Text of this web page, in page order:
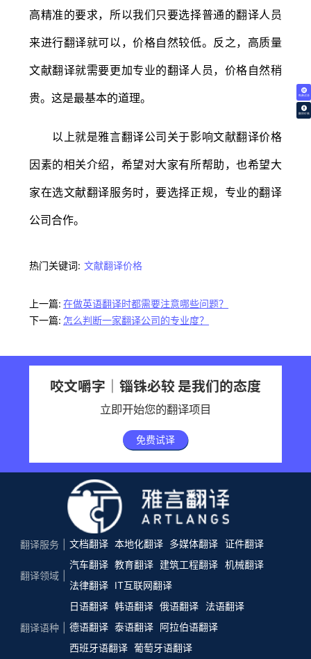
免费试译
翻译价格
高精准的要求，所以我们只要选择普通的翻译人员
来进行翻译就可以，价格自然较低。反之，高质量
文献翻译就需要更加专业的翻译人员，价格自然稍
贵。这是最基本的道理。
以上就是雅言翻译公司关于影响文献翻译价格
因素的相关介绍，希望对大家有所帮助，也希望大
家在选文献翻译服务时，要选择正规，专业的翻译
公司合作。
热门关键词: 文献翻译价格
上一篇: 在做英语翻译时都需要注意哪些问题？
下一篇: 怎么判断一家翻译公司的专业度？
咬文嚼字｜锱铢必较 是我们的态度
立即开始您的翻译项目
免费试译
翻译服务 文档翻译 本地化翻译 多媒体翻译 证件翻译
翻译领域
汽车翻译 教育翻译 建筑工程翻译 机械翻译
法律翻译
IT互联网翻译
翻译语种
日语翻译 韩语翻译 俄语翻译
法语翻译
德语翻译 泰语翻译 阿拉伯语翻译
西班牙语翻译 葡萄牙语翻译